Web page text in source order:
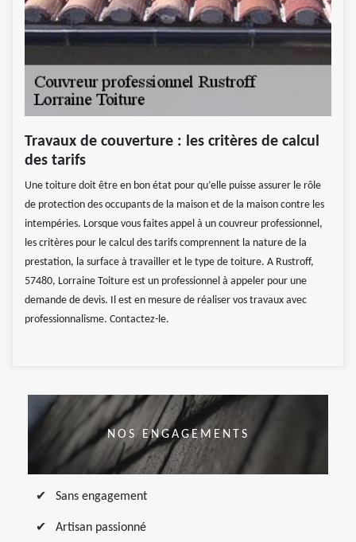
Travaux de couverture : les critères de calcul
des tarifs
Une toiture doit être en bon état pour qu’elle puisse assurer le rôle
de protection des occupants de la maison et de la maison contre les
intempéries. Lorsque vous faites appel à un couvreur professionnel,
les critères pour le calcul des tarifs comprennent la nature de la
prestation, la surface à travailler et le type de toiture. A Rustroff,
57480, Lorraine Toiture est un professionnel à appeler pour une
demande de devis. Il est en mesure de réaliser vos travaux avec
professionnalisme. Contactez-le.
NOS ENGAGEMENTS
Sans engagement
Artisan passionné